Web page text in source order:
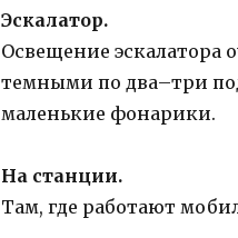
Эскалатор.
Освещение эскалатора
темными по два–три
маленькие фонарики.
На станции.
Там, где работают